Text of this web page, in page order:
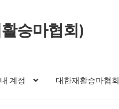
승마협회)
내 계정 대한재활승마협회